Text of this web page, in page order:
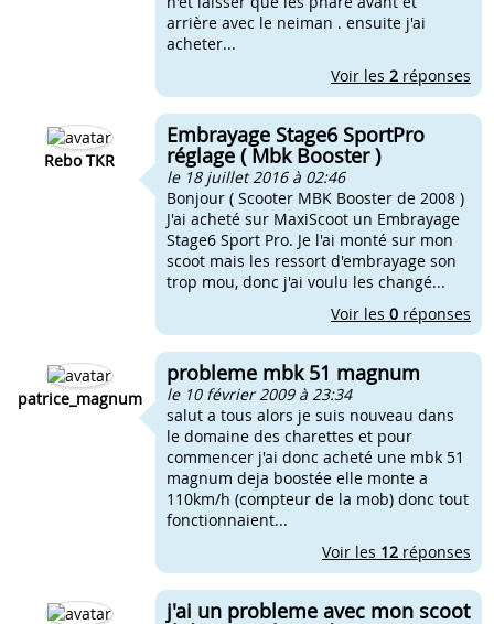
arrière avec le neiman . ensuite j'ai
acheter...
Voir les 2 réponses
Rebo TKR
Embrayage Stage6 SportPro
réglage ( Mbk Booster )
le 18 juillet 2016 à 02:46
Bonjour ( Scooter MBK Booster de 2008 )
J'ai acheté sur MaxiScoot un Embrayage
Stage6 Sport Pro. Je l'ai monté sur mon
scoot mais les ressort d'embrayage son
trop mou, donc j'ai voulu les changé...
Voir les 0 réponses
patrice_magnum
probleme mbk 51 magnum
le 10 février 2009 à 23:34
salut a tous alors je suis nouveau dans
le domaine des charettes et pour
commencer j'ai donc acheté une mbk 51
magnum deja boostée elle monte a
110km/h (compteur de la mob) donc tout
fonctionnaient...
Voir les 12 réponses
j'ai un probleme avec mon scoot